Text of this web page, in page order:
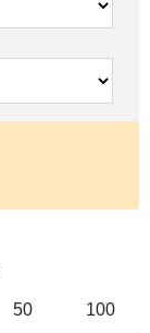
50 100